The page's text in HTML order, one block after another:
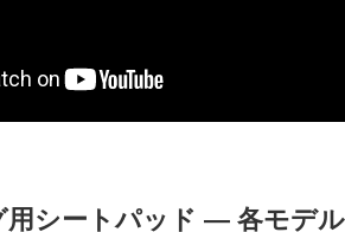
用シートパッド ― 各モデ